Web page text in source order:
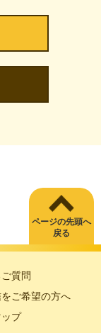
ページの先頭へ
戻る
質問
ご希望の方へ
プ